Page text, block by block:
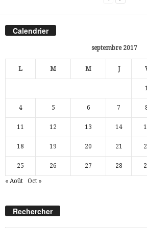
Calendrier
septembre 2017
L M M J
1
4 5 6 7
11 12 13 14
18 19 20 21
25 26 27 28
« Août Oct »
Rechercher